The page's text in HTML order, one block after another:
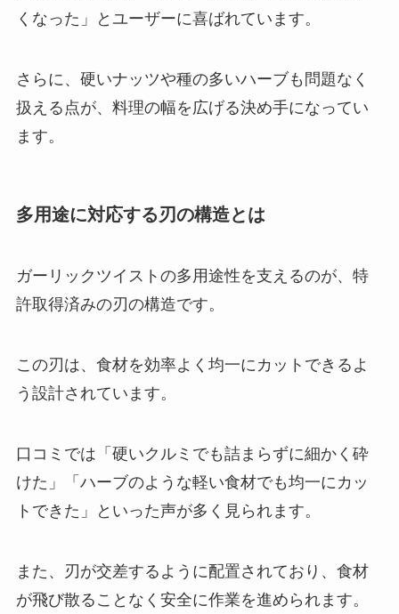
くなった」とユーザーに喜ばれています。
さらに、硬いナッツや種の多いハーブも問題なく
扱える点が、料理の幅を広げる決め手になってい
ます。
多用途に対応する刃の構造とは
ガーリックツイストの多用途性を支えるのが、特
許取得済みの刃の構造です。
この刃は、食材を効率よく均一にカットできるよ
う設計されています。
口コミでは「硬いクルミでも詰まらずに細かく砕
けた」「ハーブのような軽い食材でも均一にカッ
トできた」といった声が多く見られます。
また、刃が交差するように配置されており、食材
が飛び散ることなく安全に作業を進められます。